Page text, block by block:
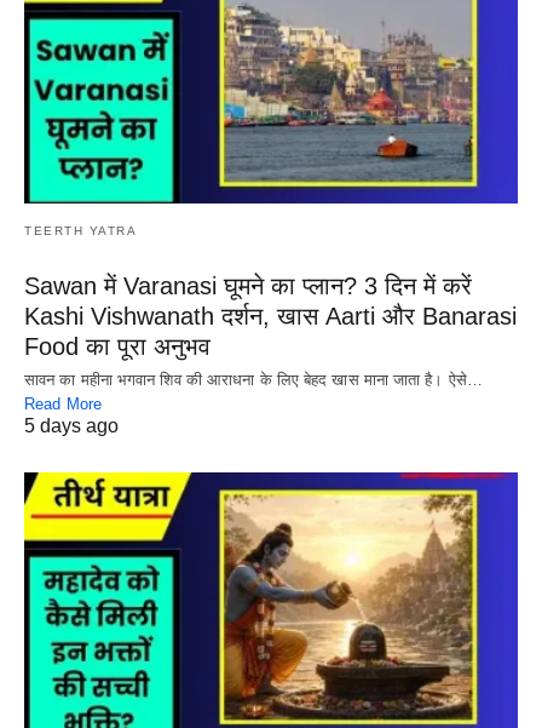
TEERTH YATRA
Sawan में Varanasi घूमने का प्लान? 3 दिन में करें
Kashi Vishwanath दर्शन, खास Aarti और Banarasi
Food का पूरा अनुभव
सावन का महीना भगवान शिव की आराधना के लिए बेहद खास माना जाता है। ऐसे…
Read More
5 days ago